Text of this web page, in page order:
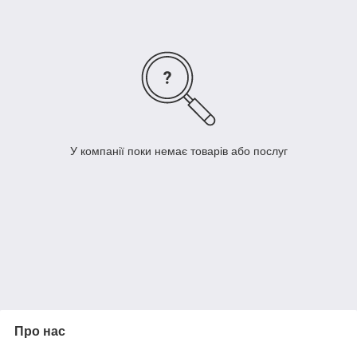
У компанії поки немає товарів або послуг
Про нас